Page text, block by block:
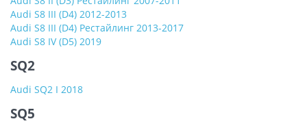
Audi S8 III (D4) 2012-2013
Audi S8 III (D4) Рестайлинг 2013-2017
Audi S8 IV (D5) 2019
SQ2
Audi SQ2 I 2018
SQ5